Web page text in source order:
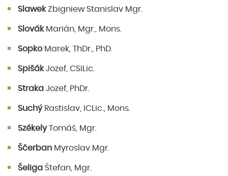
SlawekZbigniew Stanislav Mgr.
SlovákMarián, Mgr., Mons.
SopkoMarek, ThDr., PhD.
SpišákJozef, CSILic.
Straka Jozef, PhDr.
SuchýRastislav, ICLic., Mons.
SzékelyTomáš, Mgr.
Ščerban Myroslav Mgr.
Šeliga Štefan, Mgr.